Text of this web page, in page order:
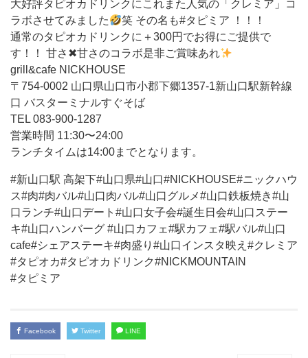
大好評タピオカドリンクにこれまた人気の「クレミア」コ
ラボさせてみました
笑 その名も#タピミア ！！！
通常のタピオカドリンクに＋300円でお得にご提供で
す！！ 甘さ✖︎甘さのコラボ是非ご賞味あれ
grill&cafe NICKHOUSE
〒754-0002 山口県山口市小郡下郷1357-1新山口駅新幹線
口 バスターミナルすぐそば
TEL 083-900-1287
営業時間 11:30〜24:00
ランチタイムは14:00までとなります。
#新山口駅 高架下#山口県#山口#NICKHOUSE#ニックハウ
ス#肉#肉バル#山口肉バル#山口グルメ#山口鉄板焼き#山
口ランチ#山口デート#山口女子会#誕生日会#山口ステー
キ#山口ハンバーグ #山口カフェ#駅カフェ#駅バル#山口
cafe#シェアステーキ#肉盛り#山口インスタ映え#クレミア
#タピオカ#タピオカドリンク#NICKMOUNTAIN
#タピミア
Facebook Twitter LINE